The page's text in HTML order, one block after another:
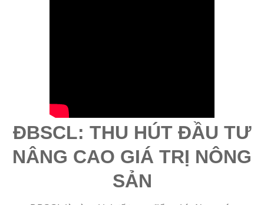
ĐBSCL: THU HÚT ĐẦU TƯ
NÂNG CAO GIÁ TRỊ NÔNG
SẢN